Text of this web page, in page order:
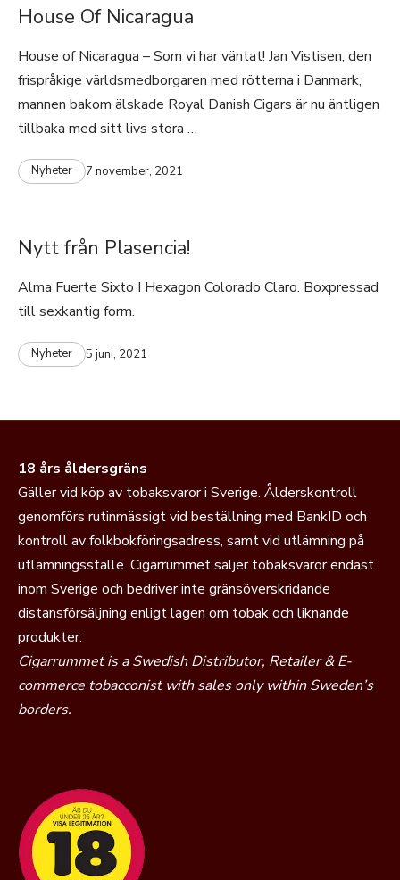
House Of Nicaragua
House of Nicaragua – Som vi har väntat! Jan Vistisen, den
frispråkige världsmedborgaren med rötterna i Danmark,
mannen bakom älskade Royal Danish Cigars är nu äntligen
tillbaka med sitt livs stora …
Nyheter 7 november, 2021
Nytt från Plasencia!
Alma Fuerte Sixto I Hexagon Colorado Claro. Boxpressad
till sexkantig form.
Nyheter 5 juni, 2021
18 års åldersgräns
Gäller vid köp av tobaksvaror i Sverige. Ålderskontroll
genomförs rutinmässigt vid beställning med BankID och
kontroll av folkbokföringsadress, samt vid utlämning på
utlämningsställe. Cigarrummet säljer tobaksvaror endast
inom Sverige och bedriver inte gränsöverskridande
distansförsäljning enligt lagen om tobak och liknande
produkter.
Cigarrummet is a Swedish Distributor, Retailer & E-
commerce tobacconist with sales only within Sweden’s
borders.